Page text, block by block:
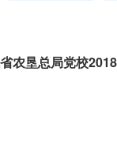
农垦总局党校